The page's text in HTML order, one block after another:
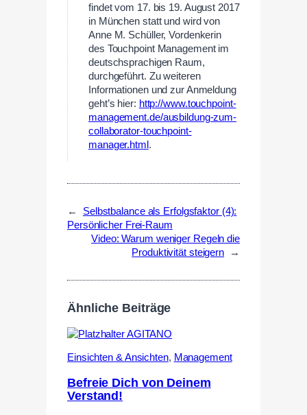
findet vom 17. bis 19. August 2017
in München statt und wird von
Anne M. Schüller, Vordenkerin
des Touchpoint Management im
deutschsprachigen Raum,
durchgeführt. Zu weiteren
Informationen und zur Anmeldung
geht’s hier: http://www.touchpoint-
management.de/ausbildung-zum-
collaborator-touchpoint-
manager.html.
←
Selbstbalance als Erfolgsfaktor (4):
Persönlicher Frei-Raum
Video: Warum weniger Regeln die
Produktivität steigern
→
Ähnliche Beiträge
Einsichten & Ansichten, Management
Befreie Dich von Deinem
Verstand!